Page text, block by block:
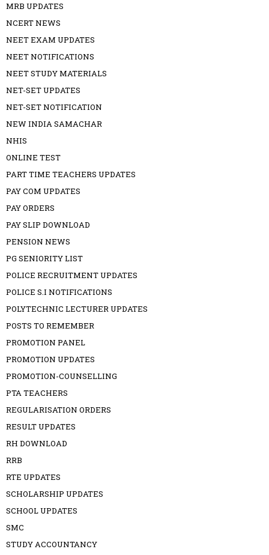
MRB UPDATES
NCERT NEWS
NEET EXAM UPDATES
NEET NOTIFICATIONS
NEET STUDY MATERIALS
NET-SET UPDATES
NET-SET NOTIFICATION
NEW INDIA SAMACHAR
NHIS
ONLINE TEST
PART TIME TEACHERS UPDATES
PAY COM UPDATES
PAY ORDERS
PAY SLIP DOWNLOAD
PENSION NEWS
PG SENIORITY LIST
POLICE RECRUITMENT UPDATES
POLICE S.I NOTIFICATIONS
POLYTECHNIC LECTURER UPDATES
POSTS TO REMEMBER
PROMOTION PANEL
PROMOTION UPDATES
PROMOTION-COUNSELLING
PTA TEACHERS
REGULARISATION ORDERS
RESULT UPDATES
RH DOWNLOAD
RRB
RTE UPDATES
SCHOLARSHIP UPDATES
SCHOOL UPDATES
SMC
STUDY ACCOUNTANCY